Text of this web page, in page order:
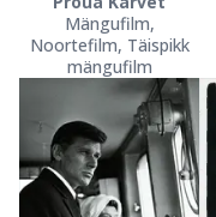
Mängufilm,
Noortefilm, Täispikk
mängufilm